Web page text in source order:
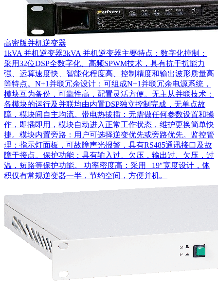
高密版并机逆变器
1kVA 并机逆变器3kVA 并机逆变器主要特点：数字化控制：
采用32位DSP全数字化、高频SPWM技术，具有抗干扰能力
强、运算速度快、智能化程度高、控制精度和输出波形质量高
等特点。N+1并联冗余设计：可组成N+1并联冗余电源系统，
模块互为备份，可靠性高，配置灵活方便。无主从并联技术：
各模块的运行及并联均由内置DSP独立控制完成，无单点故
障，模块间自主均流。带电热拔插：无需做任何参数设置和操
作，即插即用，模块自动进入正常工作状态，维护更换简单快
捷。模块内置旁路：用户可选择逆变优先或旁路优先。监控管
理：指示灯面板，可故障声光报警，具有RS485通讯接口及故
障干接点。保护功能：具有输入过、欠压，输出过、欠压，过
温，短路等保护功能。 功率密度高：采用 19″宽度设计，体
积仅有常规逆变器一半，节约空间，方便并机。